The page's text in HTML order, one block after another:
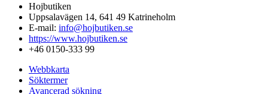
Hojbutiken
Uppsalavägen 14, 641 49 Katrineholm
E-mail: info@hojbutiken.se
https://www.hojbutiken.se
+46 0150-333 99
Webbkarta
Söktermer
Avancerad sökning